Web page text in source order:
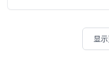
显